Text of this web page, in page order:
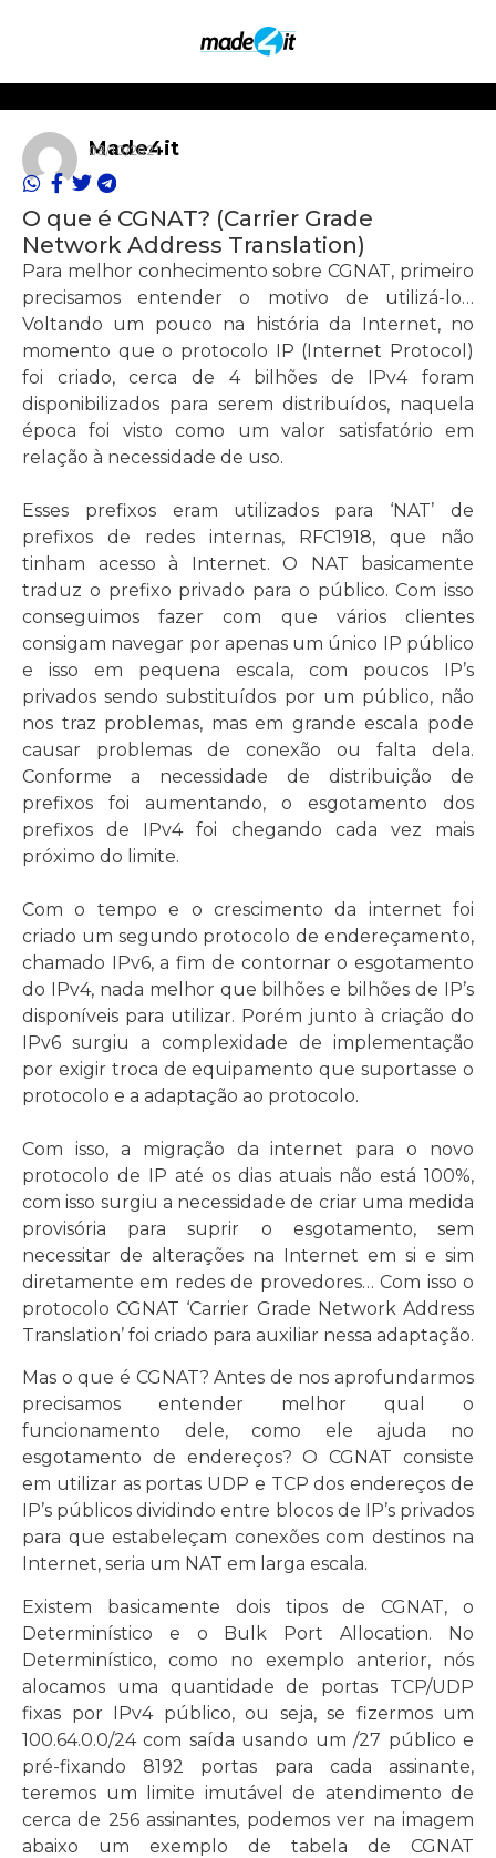
Made4it
08/10/2021
O que é CGNAT? (Carrier Grade
Network Address Translation)
Para melhor conhecimento sobre CGNAT, primeiro
precisamos entender o motivo de utilizá-lo…
Voltando um pouco na história da Internet, no
momento que o protocolo IP (Internet Protocol)
foi criado, cerca de 4 bilhões de IPv4 foram
disponibilizados para serem distribuídos, naquela
época foi visto como um valor satisfatório em
relação à necessidade de uso.
Esses prefixos eram utilizados para ‘NAT’ de
prefixos de redes internas, RFC1918, que não
tinham acesso à Internet. O NAT basicamente
traduz o prefixo privado para o público. Com isso
conseguimos fazer com que vários clientes
consigam navegar por apenas um único IP público
e isso em pequena escala, com poucos IP’s
privados sendo substituídos por um público, não
nos traz problemas, mas em grande escala pode
causar problemas de conexão ou falta dela.
Conforme a necessidade de distribuição de
prefixos foi aumentando, o esgotamento dos
prefixos de IPv4 foi chegando cada vez mais
próximo do limite.
Com o tempo e o crescimento da internet foi
criado um segundo protocolo de endereçamento,
chamado IPv6, a fim de contornar o esgotamento
do IPv4, nada melhor que bilhões e bilhões de IP’s
disponíveis para utilizar. Porém junto à criação do
IPv6 surgiu a complexidade de implementação
por exigir troca de equipamento que suportasse o
protocolo e a adaptação ao protocolo.
Com isso, a migração da internet para o novo
protocolo de IP até os dias atuais não está 100%,
com isso surgiu a necessidade de criar uma medida
provisória para suprir o esgotamento, sem
necessitar de alterações na Internet em si e sim
diretamente em redes de provedores… Com isso o
protocolo CGNAT ‘Carrier Grade Network Address
Translation’ foi criado para auxiliar nessa adaptação.
Mas o que é CGNAT? Antes de nos aprofundarmos
precisamos entender melhor qual o
funcionamento dele, como ele ajuda no
esgotamento de endereços? O CGNAT consiste
em utilizar as portas UDP e TCP dos endereços de
IP’s públicos dividindo entre blocos de IP’s privados
para que estabeleçam conexões com destinos na
Internet, seria um NAT em larga escala.
Existem basicamente dois tipos de CGNAT, o
Determinístico e o Bulk Port Allocation. No
Determinístico, como no exemplo anterior, nós
alocamos uma quantidade de portas TCP/UDP
fixas por IPv4 público, ou seja, se fizermos um
100.64.0.0/24 com saída usando um /27 público e
pré-fixando 8192 portas para cada assinante,
teremos um limite imutável de atendimento de
cerca de 256 assinantes, podemos ver na imagem
abaixo um exemplo de tabela de CGNAT